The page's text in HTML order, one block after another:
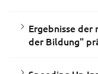
Ergebnisse
der Bildung"